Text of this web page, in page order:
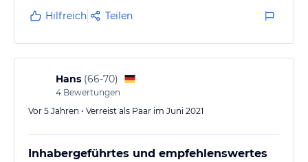
Hilfreich Teilen
Hans (66-70)
4 Bewertungen
Vor 5 Jahren • Verreist als Paar im Juni 2021
Inhabergeführtes und empfehlenswertes